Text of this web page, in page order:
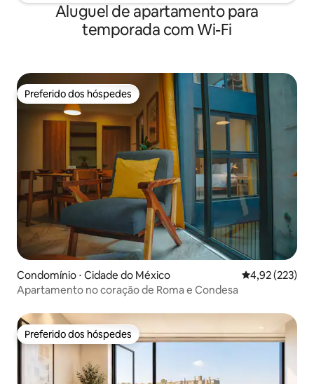
Aluguel de apartamento para
temporada com Wi-Fi
Preferido dos hóspedes
Preferido dos hóspedes
Condomínio ⋅ Cidade do México 4,92 de uma
4,92 (223)
Apartamento no coração de Roma e Condesa
Preferido dos hóspedes
Preferido dos hóspedes